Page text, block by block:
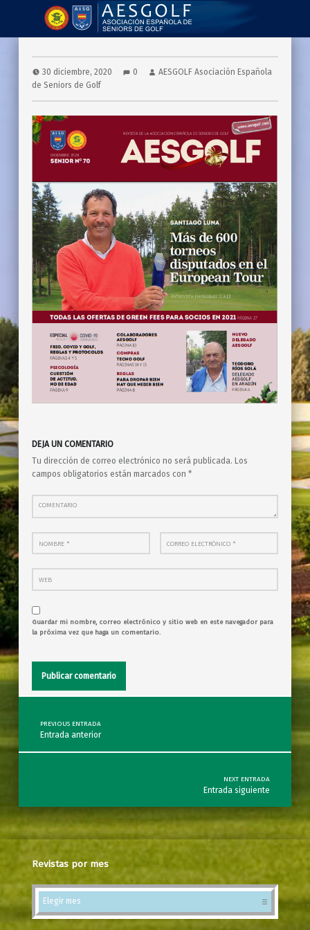
Asociación Española de Seniors de Golf
30 diciembre, 2020 0
AESGOLF Asociación Española
de Seniors de Golf
DEJA UN COMENTARIO
Tu dirección de correo electrónico no será publicada. Los
campos obligatorios están marcados con*
Comentario
Nombre
* Correo electrónico
*
Web
Guardar mi nombre, correo electrónico y sitio web en este navegador para
la próxima vez que haga un comentario.
Post navigation
PREVIOUS ENTRADA
Entrada anterior
NEXT ENTRADA
Entrada siguiente
Revistas por mes
Revistas por mes